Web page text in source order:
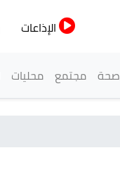
الإذاعات
صحة مجتمع محليات